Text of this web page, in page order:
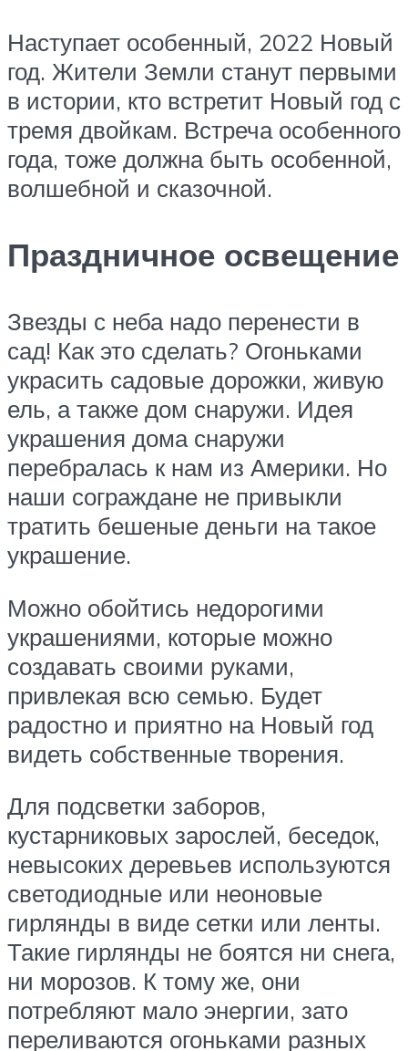
Наступает особенный, 2022 Новый
год. Жители Земли станут первыми
в истории, кто встретит Новый год с
тремя двойкам. Встреча особенного
года, тоже должна быть особенной,
волшебной и сказочной.
Праздничное освещение
Звезды с неба надо перенести в
сад! Как это сделать? Огоньками
украсить садовые дорожки, живую
ель, а также дом снаружи. Идея
украшения дома снаружи
перебралась к нам из Америки. Но
наши сограждане не привыкли
тратить бешеные деньги на такое
украшение.
Можно обойтись недорогими
украшениями, которые можно
создавать своими руками,
привлекая всю семью. Будет
радостно и приятно на Новый год
видеть собственные творения.
Для подсветки заборов,
кустарниковых зарослей, беседок,
невысоких деревьев используются
светодиодные или неоновые
гирлянды в виде сетки или ленты.
Такие гирлянды не боятся ни снега,
ни морозов. К тому же, они
потребляют мало энергии, зато
переливаются огоньками разных